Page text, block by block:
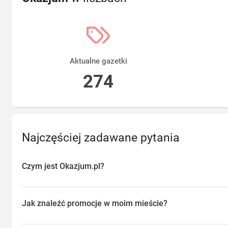
Aktualne gazetki
274
Najczęściej zadawane pytania
Czym jest Okazjum.pl?
przeglądać aktualne promocje w sklepach w Twojej okolicy,
Jak znaleźć promocje w moim mieście?